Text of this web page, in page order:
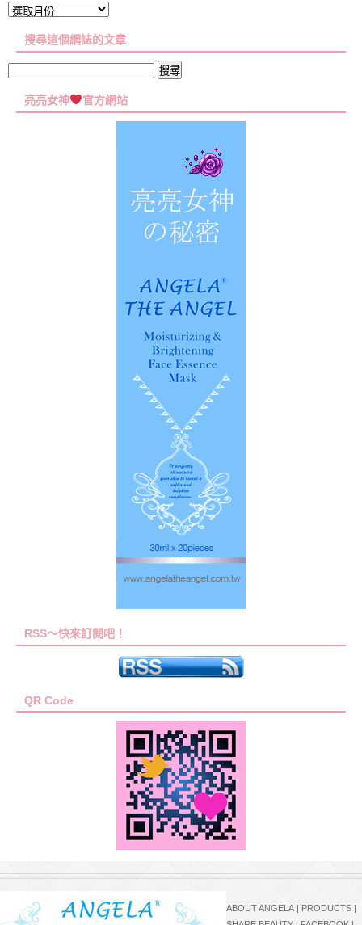
文
彙
搜尋這個網誌的文章
關
亮亮女神 官方網站
RSS～快來訂閱吧！
QR Code
ABOUT ANGELA | PRODUCTS |